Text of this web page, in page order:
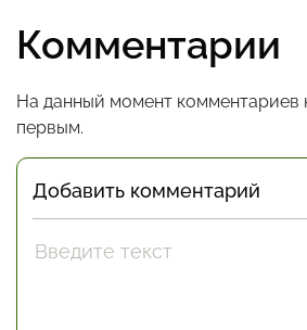
Комментарии
На данный момент комментариев
первым.
Добавить комментарий